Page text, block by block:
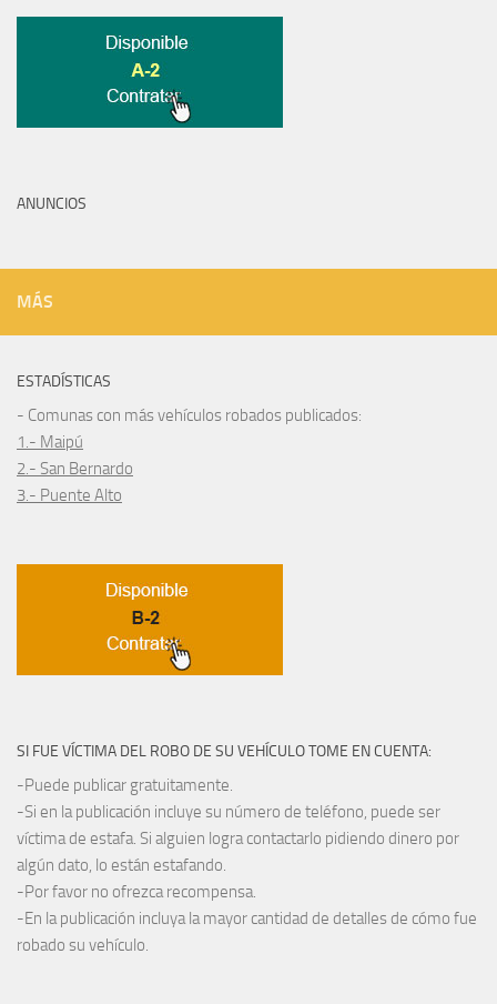
ANUNCIOS
MÁS
ESTADÍSTICAS
- Comunas con más vehículos robados publicados:
1.- Maipú
2.- San Bernardo
3.- Puente Alto
SI FUE VÍCTIMA DEL ROBO DE SU VEHÍCULO TOME EN CUENTA:
-Puede publicar gratuitamente.
-Si en la publicación incluye su número de teléfono, puede ser
víctima de estafa. Si alguien logra contactarlo pidiendo dinero por
algún dato, lo están estafando.
-Por favor no ofrezca recompensa.
-En la publicación incluya la mayor cantidad de detalles de cómo fue
robado su vehículo.